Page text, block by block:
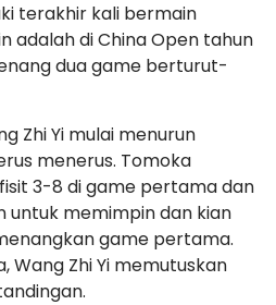
terakhir kali bermain
adalah di China Open tahun
dua game berturut-
Zhi Yi mulai menurun
menerus. Tomoka
3-8 di game pertama dan
untuk memimpin dan kian
game pertama.
Zhi Yi memutuskan